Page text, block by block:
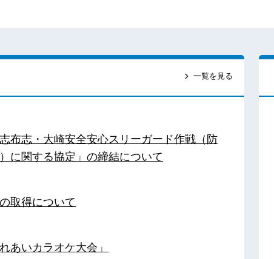
一覧を見る
布志・大崎安全安心スリーガード作戦（防
に関する協定」の締結について
取得について
あいカラオケ大会」